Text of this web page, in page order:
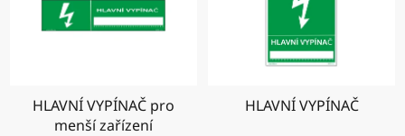
HLAVNÍ VYPÍNAČ pro
menší zařízení
HLAVNÍ VYPÍNAČ